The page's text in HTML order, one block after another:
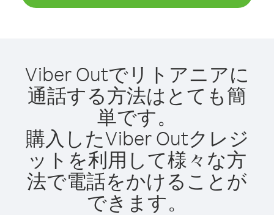
Viber Outでリトアニアに
通話する方法はとても簡
単です。
購入したViber Outクレジ
ットを利用して様々な方
法で電話をかけることが
できます。